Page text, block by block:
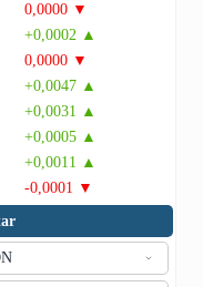
0,0000 ▼
+0,0002 ▲
0,0000 ▼
+0,0047 ▲
+0,0031 ▲
+0,0005 ▲
+0,0011 ▲
-0,0001 ▼